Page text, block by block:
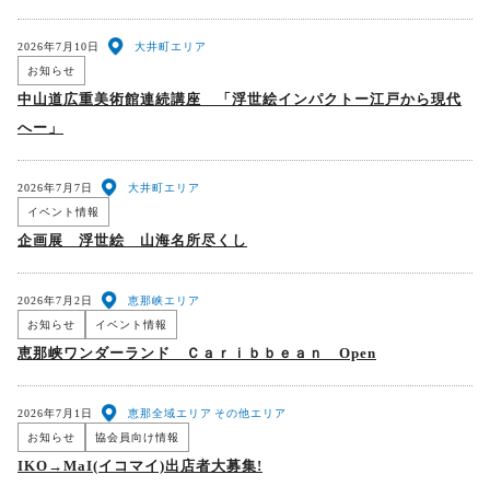
中山道広重美術館連続講座 「浮世絵インパクトー江戸から現代
へー」
お知らせ
2026年7月10日 大井町エリア
企画展 浮世絵 山海名所尽くし
イベント情報
2026年7月7日 大井町エリア
恵那峡ワンダーランド Ｃａｒｉｂｂｅａｎ Open
お知らせ イベント情報
2026年7月2日 恵那峡エリア
IKO→MaI(イコマイ)出店者大募集!
お知らせ 協会員向け情報
2026年7月1日 恵那全域エリア その他エリア